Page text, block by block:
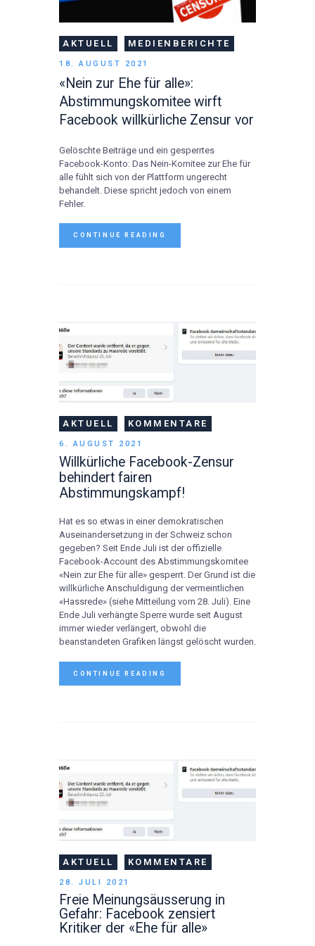
AKTUELL MEDIENBERICHTE
18. AUGUST 2021
«Nein zur Ehe für alle»:
Abstimmungskomitee wirft
Facebook willkürliche Zensur vor
Gelöschte Beiträge und ein gesperrtes
Facebook-Konto: Das Nein-Komitee zur Ehe für
alle fühlt sich von der Plattform ungerecht
behandelt. Diese spricht jedoch von einem
Fehler.
CONTINUE READING
AKTUELL KOMMENTARE
6. AUGUST 2021
Willkürliche Facebook-Zensur
behindert fairen
Abstimmungskampf!
Hat es so etwas in einer demokratischen
Auseinandersetzung in der Schweiz schon
gegeben? Seit Ende Juli ist der offizielle
Facebook-Account des Abstimmungskomitee
«Nein zur Ehe für alle» gesperrt. Der Grund ist die
willkürliche Anschuldigung der vermeintlichen
«Hassrede» (siehe Mitteilung vom 28. Juli). Eine
Ende Juli verhängte Sperre wurde seit August
immer wieder verlängert, obwohl die
beanstandeten Grafiken längst gelöscht wurden.
CONTINUE READING
AKTUELL KOMMENTARE
28. JULI 2021
Freie Meinungsäusserung in
Gefahr: Facebook zensiert
Kritiker der «Ehe für alle»